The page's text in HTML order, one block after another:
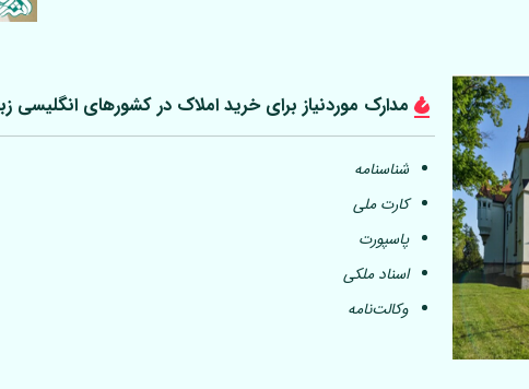
مدارک موردنیاز برای خرید املاک در کشورهای انگلیسی
شناسنامه
کارت ملی
پاسپورت
اسناد ملکی
وکالت‌نامه